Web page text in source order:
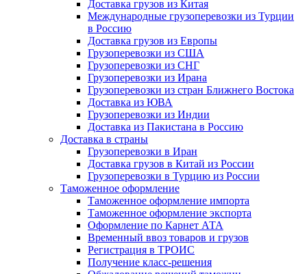
Доставка грузов из Китая
Международные грузоперевозки из Турции
в Россию
Доставка грузов из Европы
Грузоперевозки из США
Грузоперевозки из СНГ
Грузоперевозки из Ирана
Грузоперевозки из стран Ближнего Востока
Доставка из ЮВА
Грузоперевозки из Индии
Доставка из Пакистана в Россию
Доставка в страны
Грузоперевозки в Иран
Доставка грузов в Китай из России
Грузоперевозки в Турцию из России
Таможенное оформление
Таможенное оформление импорта
Таможенное оформление экспорта
Оформление по Карнет АТА
Временный ввоз товаров и грузов
Регистрация в ТРОИС
Получение класс-решения